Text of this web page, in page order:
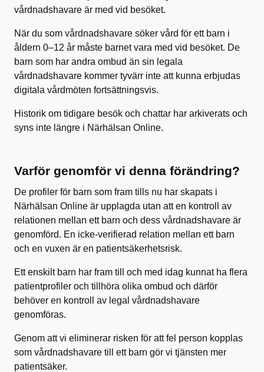
vårdnadshavare är med vid besöket.
När du som vårdnadshavare söker vård för ett barn i
åldern 0–12 år måste barnet vara med vid besöket. De
barn som har andra ombud än sin legala
vårdnadshavare kommer tyvärr inte att kunna erbjudas
digitala vårdmöten fortsättningsvis.
Historik om tidigare besök och chattar har arkiverats och
syns inte längre i Närhälsan Online.
Varför genomför vi denna förändring?
De profiler för barn som fram tills nu har skapats i
Närhälsan Online är upplagda utan att en kontroll av
relationen mellan ett barn och dess vårdnadshavare är
genomförd. En icke-verifierad relation mellan ett barn
och en vuxen är en patientsäkerhetsrisk.
Ett enskilt barn har fram till och med idag kunnat ha flera
patientprofiler och tillhöra olika ombud och därför
behöver en kontroll av legal vårdnadshavare
genomföras.
Genom att vi eliminerar risken för att fel person kopplas
som vårdnadshavare till ett barn gör vi tjänsten mer
patientsäker.